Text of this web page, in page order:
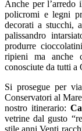
Anche per l’arredo
policromi e legni
decorati a stucchi,
palissandro
produrre
ripieni ma anche
conosciute da tutti a
Si prosegue per
Conservatori al
nostro itinerario:
vetrine dal gusto
stile anni Venti